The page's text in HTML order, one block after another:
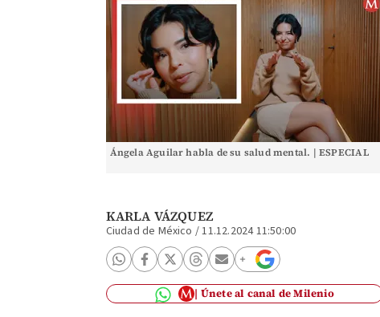
Ángela Aguilar habla de su salud mental. | ESPECIAL
KARLA VÁZQUEZ
Ciudad de México /11.12.2024 11:50:00
Únete al canal de Milenio